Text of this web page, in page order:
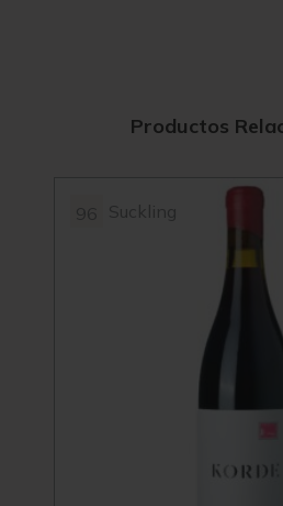
Productos
Suckling